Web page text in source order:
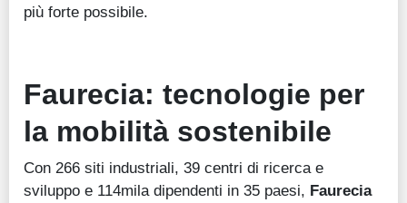
più forte possibile.
Faurecia: tecnologie per
la mobilità sostenibile
Con 266 siti industriali, 39 centri di ricerca e
sviluppo e 114mila dipendenti in 35 paesi, Faurecia